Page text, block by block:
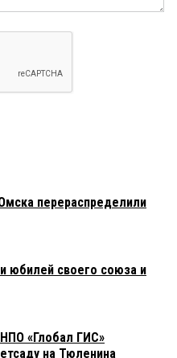
перераспределили
юбилей своего союза и
«Глобал ГИС»
на Тюленина